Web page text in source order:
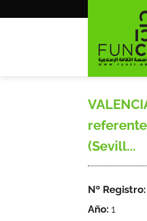
(Sevill...
Nº Registro:
Año: 1